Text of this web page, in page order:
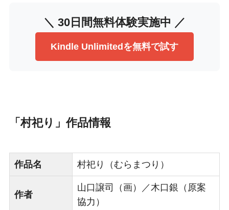
＼ 30日間無料体験実施中 ／
Kindle Unlimitedを無料で試す
「村祀り」作品情報
作品名 村祀り（むらまつり）
作者
山口譲司（画）／木口銀（原案
協力）